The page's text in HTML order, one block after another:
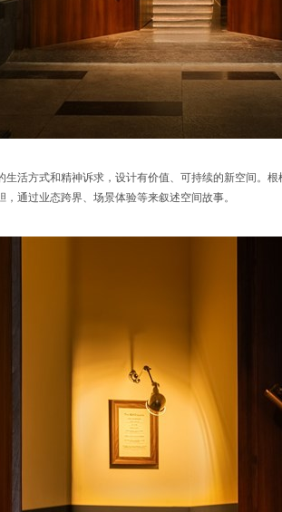
生活方式和精神诉求，设计有价值、可持续的新空间。
通过业态跨界、场景体验等来叙述空间故事。